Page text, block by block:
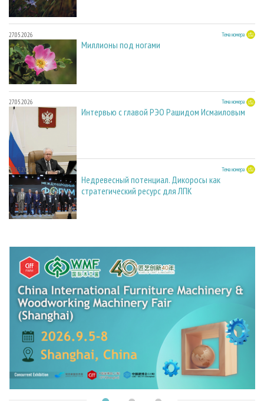
27.05.2026 Тема номера
Миллионы под ногами
27.05.2026 Тема номера
Интервью с главой РЭО Рашидом Исмаиловым
27.05.2026 Тема номера
Недревесный потенциал. Дикоросы как
стратегический ресурс для ЛПК